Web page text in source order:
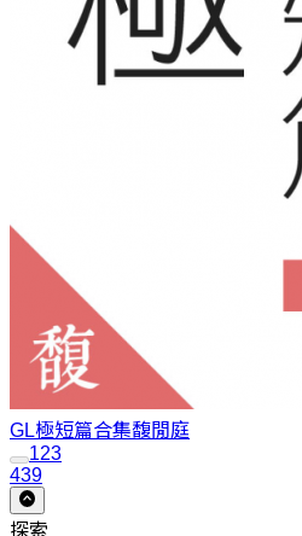
GL極短篇合集馥閒庭
123
439
探索